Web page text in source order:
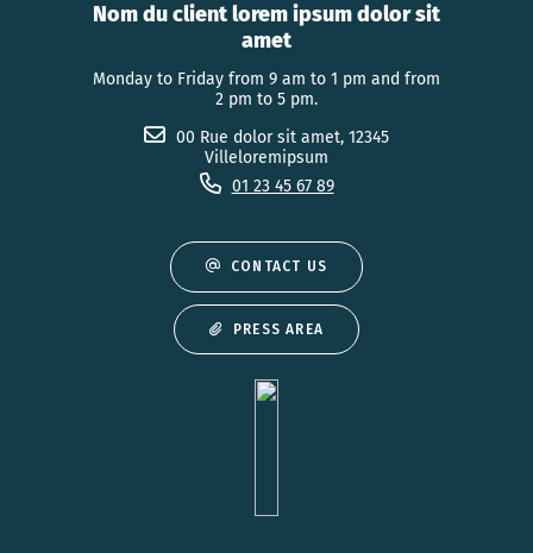
Nom du client lorem ipsum dolor sit
amet
Monday to Friday from 9 am to 1 pm and from
2 pm to 5 pm.
00 Rue dolor sit amet, 12345
Villeloremipsum
01 23 45 67 89
CONTACT US
PRESS AREA